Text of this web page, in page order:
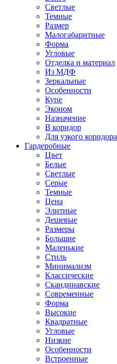
Светлые
Темные
Размер
Малогабаритные
Форма
Угловые
Отделка и материал
Из МДФ
Зеркальные
Особенности
Купе
Эконом
Назначение
В коридор
Для узкого коридора
Гардеробные
Цвет
Белые
Светлые
Серые
Темные
Цена
Элитные
Дешевые
Размеры
Большие
Маленькие
Стиль
Минимализм
Классические
Скандинавские
Современные
Форма
Высокие
Квадратные
Угловые
Низкие
Особенности
Встроенные